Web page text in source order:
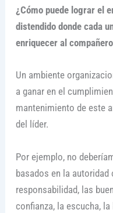
¿Cómo puede lograr el
distendido donde cada
enriquecer al
Un ambiente
a ganar en el
mantenimiento de este
del líder.
Por ejemplo, no
basados en la
responsabilidad, las
confianza, la escucha,